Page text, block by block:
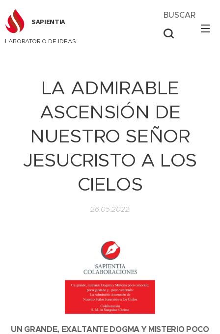
SAPIENTIA
LABORATORIO DE IDEAS
BUSCAR
LA ADMIRABLE
ASCENSIÓN DE
NUESTRO SEÑOR
JESUCRISTO A LOS
CIELOS
26.05.2022
UN GRANDE, EXALTANTE DOGMA Y MISTERIO POCO